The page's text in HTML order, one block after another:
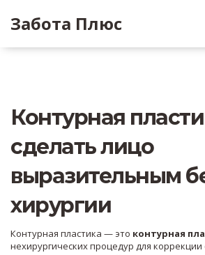
Забота Плюс
Контурная
сделать лицо
выразительным
хирургии
Контурная пластика — это контурная
нехирургических процедур для